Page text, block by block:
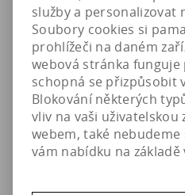
Funkce
služby a personalizovat
Soubory cookies si
prohlížeči na daném
webová stránka funguje
schopná se přizpůsobit
Blokování některých
vliv na vaši uživatelskou
webem, také
vám nabídku na